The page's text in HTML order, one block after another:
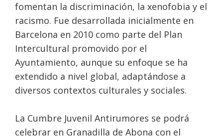
fomentan la discriminación, la xenofobia y el
racismo. Fue desarrollada inicialmente en
Barcelona en 2010 como parte del Plan
Intercultural promovido por el
Ayuntamiento, aunque su enfoque se ha
extendido a nivel global, adaptándose a
diversos contextos culturales y sociales.
La Cumbre Juvenil Antirumores se podrá
celebrar en Granadilla de Abona con el